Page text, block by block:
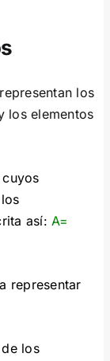
los
los elementos
cuyos
así:A=
representar
los